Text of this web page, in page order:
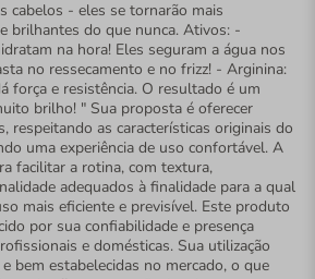
cabelos - eles se tornarão mais
brilhantes do que nunca. Ativos: -
na hora! Eles seguram a água nos
no ressecamento e no frizz! - Arginina:
força e resistência. O resultado é um
brilho! " Sua proposta é oferecer
respeitando as características originais do
uma experiência de uso confortável. A
facilitar a rotina, com textura,
adequados à finalidade para a qual
mais eficiente e previsível. Este produto
por sua confiabilidade e presença
e domésticas. Sua utilização
bem estabelecidas no mercado, o que